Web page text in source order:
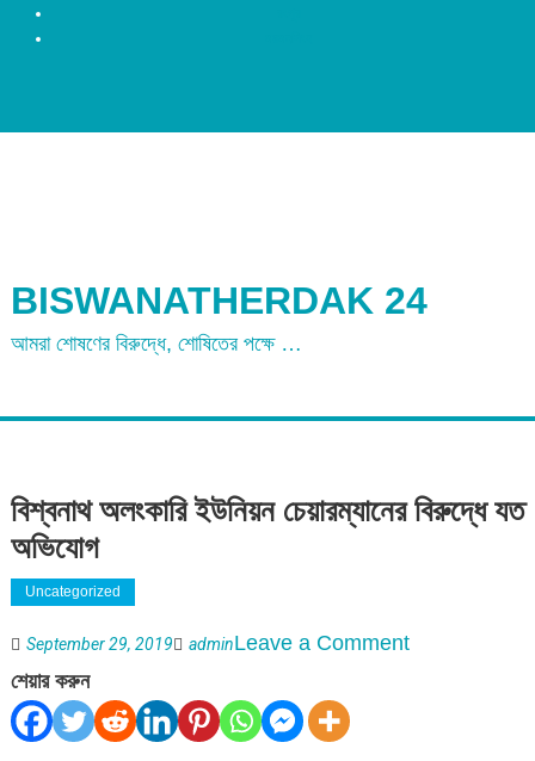
BISWANATHERDAK 24
আমরা শোষণের বিরুদ্ধে, শোষিতের পক্ষে …
বিশ্বনাথ অলংকারি ইউনিয়ন চেয়ারম্যানের বিরুদ্ধে যত
অভিযোগ
Uncategorized
September 29, 2019 adminLeave a Commenton
শেয়ার করুন